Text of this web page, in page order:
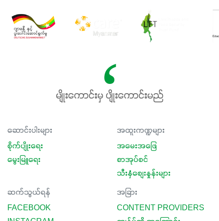
မျိုးကောင်းမှ ပျိုးကောင်းမည်
ဆောင်းပါးများ
စိုက်ပျိုးရေး
မွေးမြူရေး
အထူးကဏ္ဍများ
အမေးအဖြေ
စာအုပ်စင်
သီးနှံစျေးနှုန်းများ
ဆက်သွယ်ရန်
FACEBOOK
အခြား
CONTENT PROVIDERS